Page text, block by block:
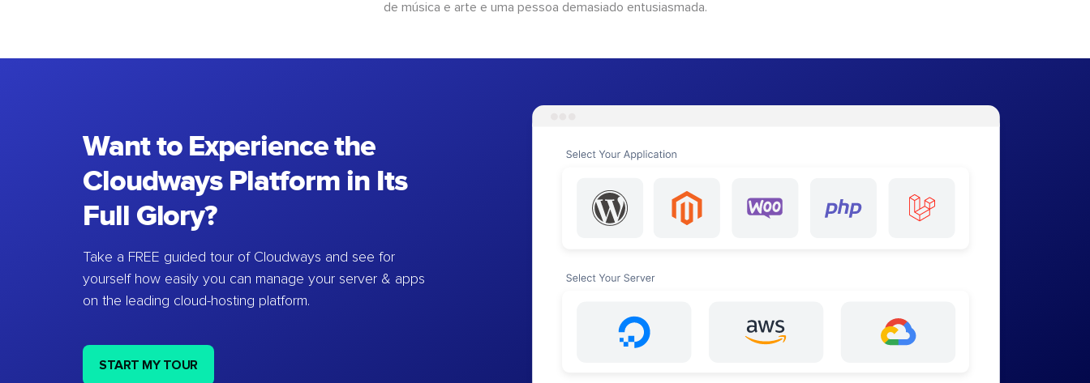
de música e arte e uma pessoa demasiado entusiasmada.
Want to Experience the
Cloudways Platform in Its
Full Glory?
Take a FREE guided tour of Cloudways and see for
yourself how easily you can manage your server & apps
on the leading cloud-hosting platform.
START MY TOUR